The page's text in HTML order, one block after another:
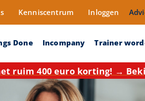
Kenniscentrum Inloggen
Done Incompany Trainer
ruim 400 euro korting! →